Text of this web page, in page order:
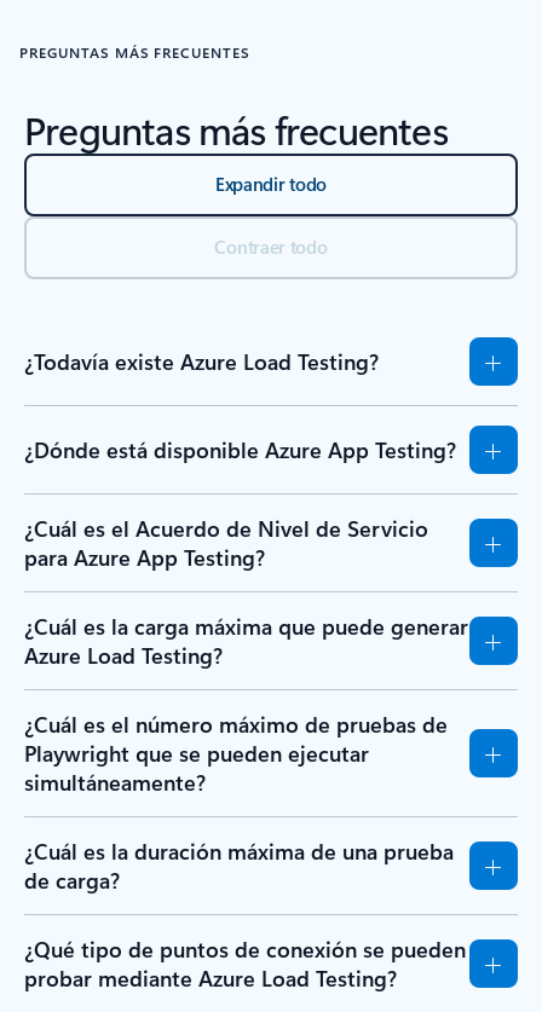
PREGUNTAS MÁS FRECUENTES
Preguntas más frecuentes
Expandir todo
Contraer todo
¿Todavía existe Azure Load Testing?
¿Dónde está disponible Azure App Testing?
¿Cuál es el Acuerdo de Nivel de Servicio
para Azure App Testing?
¿Cuál es la carga máxima que puede generar
Azure Load Testing?
¿Cuál es el número máximo de pruebas de
Playwright que se pueden ejecutar
simultáneamente?
¿Cuál es la duración máxima de una prueba
de carga?
¿Qué tipo de puntos de conexión se pueden
probar mediante Azure Load Testing?